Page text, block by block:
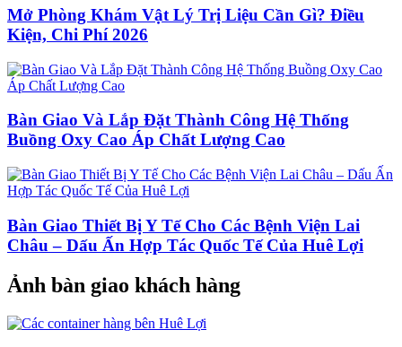
Mở Phòng Khám Vật Lý Trị Liệu Cần Gì? Điều
Kiện, Chi Phí 2026
Bàn Giao Và Lắp Đặt Thành Công Hệ Thống
Buồng Oxy Cao Áp Chất Lượng Cao
Bàn Giao Thiết Bị Y Tế Cho Các Bệnh Viện Lai
Châu – Dấu Ấn Hợp Tác Quốc Tế Của Huê Lợi
Ảnh bàn giao khách hàng